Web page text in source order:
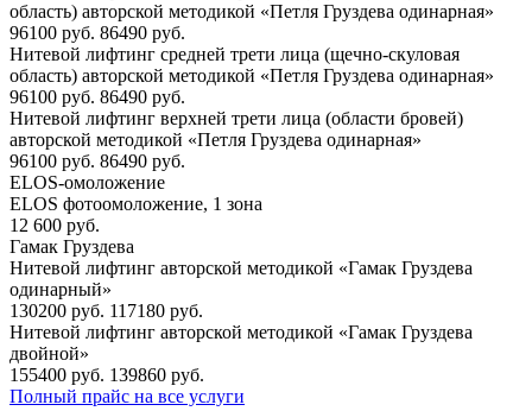
область) авторской методикой «Петля Груздева одинарная»
96100 руб. 86490 руб.
Нитевой лифтинг средней трети лица (щечно-скуловая
область) авторской методикой «Петля Груздева одинарная»
96100 руб. 86490 руб.
Нитевой лифтинг верхней трети лица (области бровей)
авторской методикой «Петля Груздева одинарная»
96100 руб. 86490 руб.
ELOS-омоложение
ELOS фотоомоложение, 1 зона
12 600 руб.
Гамак Груздева
Нитевой лифтинг авторской методикой «Гамак Груздева
одинарный»
130200 руб. 117180 руб.
Нитевой лифтинг авторской методикой «Гамак Груздева
двойной»
155400 руб. 139860 руб.
Полный прайс на все услуги